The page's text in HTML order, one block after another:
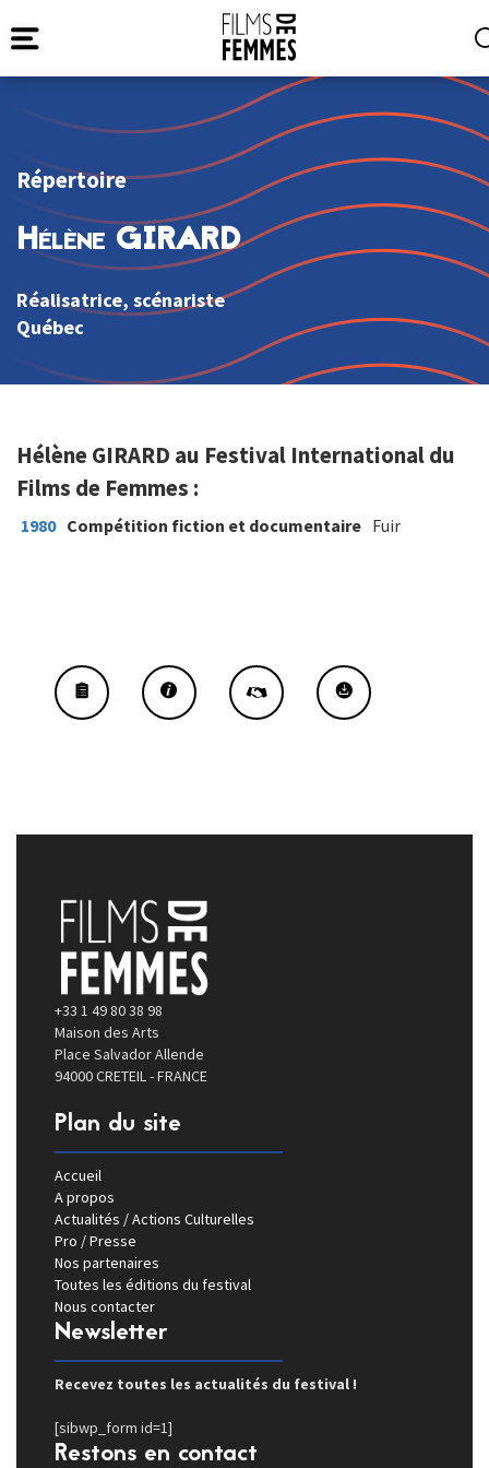
Répertoire
Hélène GIRARD
Réalisatrice, scénariste
Québec
Hélène GIRARD au Festival International du
Films de Femmes :
1980 Compétition fiction et documentaire Fuir
+33 1 49 80 38 98
Maison des Arts
Place Salvador Allende
94000 CRETEIL - FRANCE
Plan du site
Accueil
A propos
Actualités / Actions Culturelles
Pro / Presse
Nos partenaires
Toutes les éditions du festival
Nous contacter
Newsletter
Recevez toutes les actualités du festival !
[sibwp_form id=1]
Restons en contact